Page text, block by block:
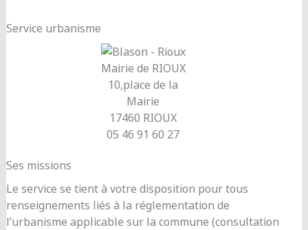
Service urbanisme
Mairie de RIOUX
10,place de la
Mairie
17460 RIOUX
05 46 91 60 27
Ses missions
Le service se tient à votre disposition pour tous
renseignements liés à la réglementation de
l’urbanisme applicable sur la commune (consultation